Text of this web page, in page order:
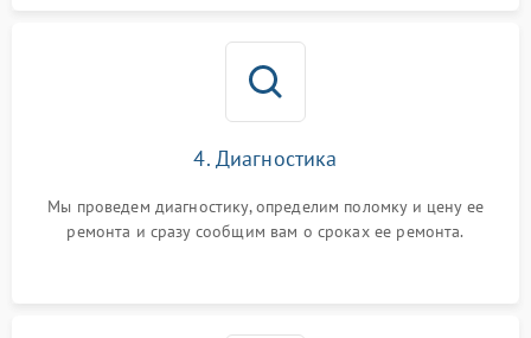
4. Диагностика
Мы проведем диагностику, определим поломку и цену ее
ремонта и сразу сообщим вам о сроках ее ремонта.